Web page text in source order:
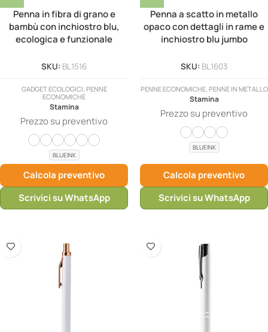
Penna in fibra di grano e
bambù con inchiostro blu,
ecologica e funzionale
SKU: BL1516
GADGET ECOLOGICI, PENNE
ECONOMICHE
Stamina
Prezzo su preventivo
BLUEINK
Calcola preventivo
Scrivici su WhatsApp
Penna a scatto in metallo
opaco con dettagli in rame e
inchiostro blu jumbo
SKU: BL1603
PENNE ECONOMICHE, PENNE IN METALLO
Stamina
Prezzo su preventivo
BLUEINK
Calcola preventivo
Scrivici su WhatsApp